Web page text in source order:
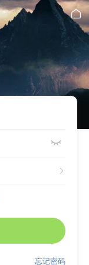



忘记密码